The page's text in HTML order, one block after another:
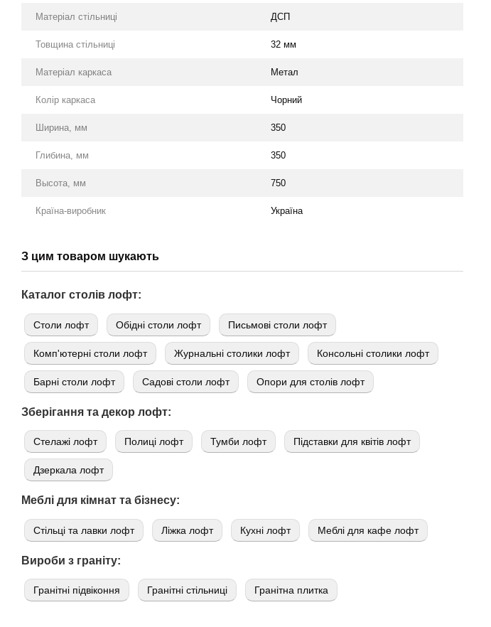
Матеріал стільниці ДСП
Товщина стільниці 32 мм
Матеріал каркаса Метал
Колір каркаса Чорний
Ширина, мм 350
Глибина, мм 350
Высота, мм 750
Країна-виробник Україна
З цим товаром шукають
Каталог столів лофт:
Cтоли лофт Обідні столи лофт Письмові столи лофт
Комп'ютерні столи лофт Журнальні столики лофт Консольні столики лофт
Барні столи лофт Садові столи лофт Опори для столів лофт
Зберігання та декор лофт:
Стелажі лофт Полиці лофт Тумби лофт Підставки для квітів лофт
Дзеркала лофт
Меблі для кімнат та бізнесу:
Стільці та лавки лофт Ліжка лофт Кухні лофт Меблі для кафе лофт
Вироби з граніту:
Гранітні підвіконня Гранітні стільниці Гранітна плитка